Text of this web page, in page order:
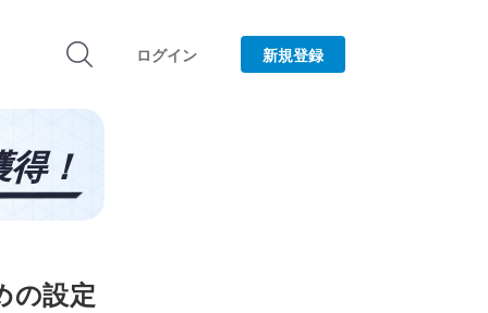
ログイン 新規登録
の設定